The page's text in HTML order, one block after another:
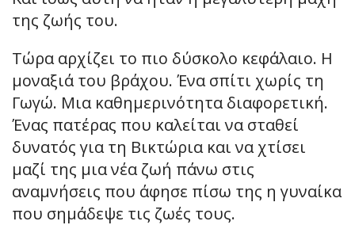
της ζωής του.
Τώρα αρχίζει το πιο δύσκολο κεφάλαιο. Η
μοναξιά του βράχου. Ένα σπίτι χωρίς τη
Γωγώ. Μια καθημερινότητα διαφορετική.
Ένας πατέρας που καλείται να σταθεί
δυνατός για τη Βικτώρια και να χτίσει
μαζί της μια νέα ζωή πάνω στις
αναμνήσεις που άφησε πίσω της η γυναίκα
που σημάδεψε τις ζωές τους.